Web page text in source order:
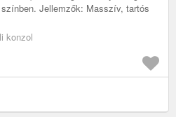
Jellemzők: Masszív, tartós
konzol